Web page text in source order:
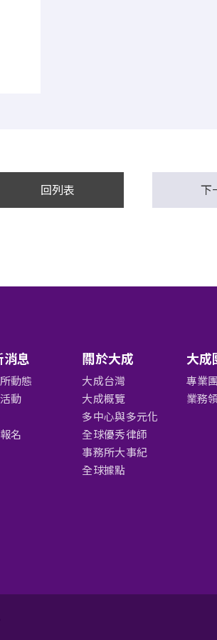
回列表 下
消息
動態
動
名
關於大成
大成台灣
大成概覽
多中心與多元化
全球優秀律師
事務所大事紀
全球據點
大成
專業
業務